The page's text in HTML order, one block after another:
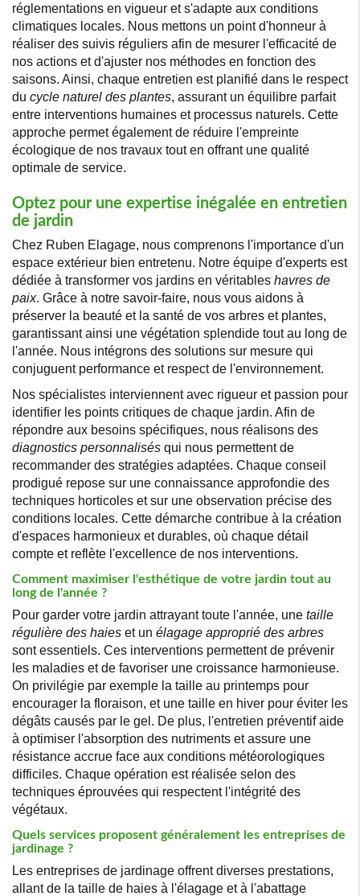
réglementations en vigueur et s'adapte aux conditions
climatiques locales. Nous mettons un point d'honneur à
réaliser des suivis réguliers afin de mesurer l'efficacité de
nos actions et d'ajuster nos méthodes en fonction des
saisons. Ainsi, chaque entretien est planifié dans le respect
du cycle naturel des plantes, assurant un équilibre parfait
entre interventions humaines et processus naturels. Cette
approche permet également de réduire l'empreinte
écologique de nos travaux tout en offrant une qualité
optimale de service.
Optez pour une expertise inégalée en entretien
de jardin
Chez Ruben Elagage, nous comprenons l'importance d'un
espace extérieur bien entretenu. Notre équipe d'experts est
dédiée à transformer vos jardins en véritables havres de
paix. Grâce à notre savoir-faire, nous vous aidons à
préserver la beauté et la santé de vos arbres et plantes,
garantissant ainsi une végétation splendide tout au long de
l'année. Nous intégrons des solutions sur mesure qui
conjuguent performance et respect de l'environnement.
Nos spécialistes interviennent avec rigueur et passion pour
identifier les points critiques de chaque jardin. Afin de
répondre aux besoins spécifiques, nous réalisons des
diagnostics personnalisés qui nous permettent de
recommander des stratégies adaptées. Chaque conseil
prodigué repose sur une connaissance approfondie des
techniques horticoles et sur une observation précise des
conditions locales. Cette démarche contribue à la création
d'espaces harmonieux et durables, où chaque détail
compte et reflète l'excellence de nos interventions.
Comment maximiser l'esthétique de votre jardin tout au
long de l'année ?
Pour garder votre jardin attrayant toute l'année, une taille
régulière des haies et un élagage approprié des arbres
sont essentiels. Ces interventions permettent de prévenir
les maladies et de favoriser une croissance harmonieuse.
On privilégie par exemple la taille au printemps pour
encourager la floraison, et une taille en hiver pour éviter les
dégâts causés par le gel. De plus, l'entretien préventif aide
à optimiser l'absorption des nutriments et assure une
résistance accrue face aux conditions météorologiques
difficiles. Chaque opération est réalisée selon des
techniques éprouvées qui respectent l'intégrité des
végétaux.
Quels services proposent généralement les entreprises de
jardinage ?
Les entreprises de jardinage offrent diverses prestations,
allant de la taille de haies à l'élagage et à l'abattage